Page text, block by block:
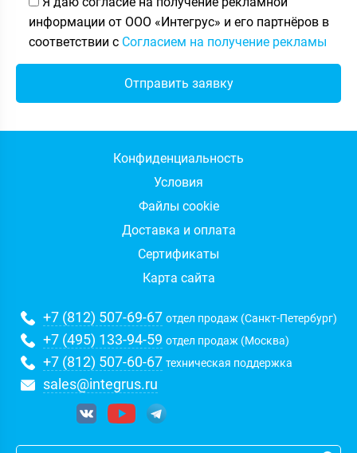
информации от ООО «Интегрус» и его партнёров в
соответствии с Согласием на получение рекламы
Конфиденциальность
Условия
Файлы cookie
Доставка и оплата
Сертификаты
Карта сайта
+7 (812) 507-69-67 отдел продаж (Санкт-Петербург)
+7 (495) 133-94-59 отдел продаж (Москва)
+7 (812) 507-60-67 техническая поддержка
sales@integrus.ru